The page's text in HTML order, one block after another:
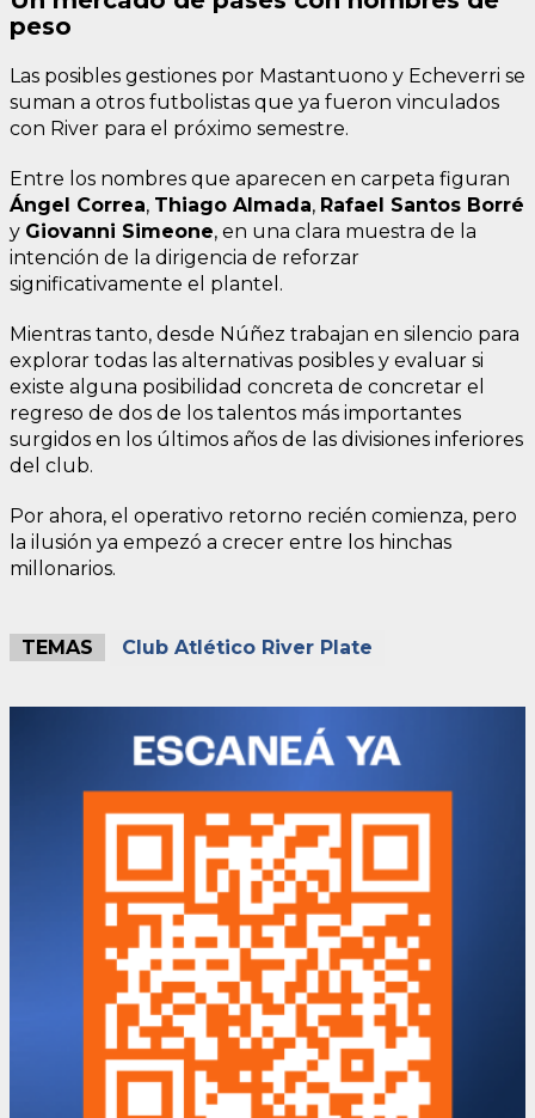
peso
Las posibles gestiones por Mastantuono y Echeverri se
suman a otros futbolistas que ya fueron vinculados
con River para el próximo semestre.
Entre los nombres que aparecen en carpeta figuran
Ángel Correa, Thiago Almada, Rafael Santos Borré
y Giovanni Simeone, en una clara muestra de la
intención de la dirigencia de reforzar
significativamente el plantel.
Mientras tanto, desde Núñez trabajan en silencio para
explorar todas las alternativas posibles y evaluar si
existe alguna posibilidad concreta de concretar el
regreso de dos de los talentos más importantes
surgidos en los últimos años de las divisiones inferiores
del club.
Por ahora, el operativo retorno recién comienza, pero
la ilusión ya empezó a crecer entre los hinchas
millonarios.
TEMAS Club Atlético River Plate